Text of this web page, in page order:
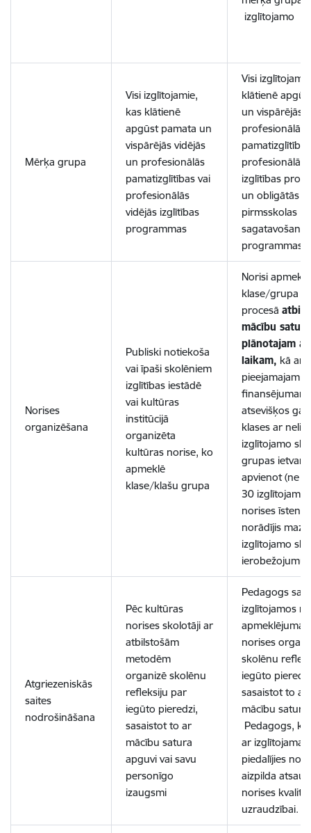
izglītojamo
Mērķa grupa
Visi izglītojamie,
kas klātienē
apgūst pamata un
vispārējās vidējās
un profesionālās
pamatizglītības vai
profesionālās
vidējās izglītības
programmas
Visi
klātienē
un vispārējās
profesionālās
profesionālās
izglītības
un obligātās
pirmsskolas
sagatavošanas
programmas
Norises
organizēšana
Publiski notiekoša
vai īpaši skolēniem
izglītības iestādē
vai kultūras
institūcijā
organizēta
kultūras norise, ko
apmeklē
klase/klašu grupa
Norisi apmeklē
klase/grupa
procesā
mācību
plānotajam
laikam, kā arī
pieejamajam
atsevišķos
klases ar
izglītojamo
grupas
apvienot (ne
30
norises
norādījis
izglītojamo
ierobežojumu.
Atgriezeniskās
saites
nodrošināšana
Pēc kultūras
norises skolotāji ar
atbilstošām
metodēm
organizē skolēnu
refleksiju par
iegūto pieredzi,
sasaistot to ar
mācību satura
apguvi vai savu
personīgo
izaugsmi
Pedagogs
izglītojamos
norises
skolēnu
iegūto
sasaistot to ar
mācību
Pedagogs,
ar
piedalījies
aizpilda
norises
uzraudzībai.